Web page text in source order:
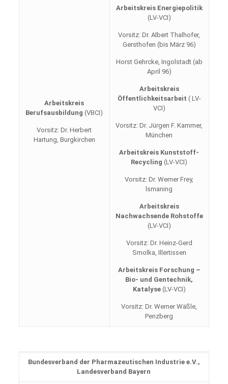
Arbeitskreis
Berufsausbildung(VBCI)
Vorsitz: Dr. Herbert
Hartung, Burgkirchen
Arbeitskreis Energiepolitik
(LV-VCI)
Vorsitz: Dr. Albert Thalhofer,
Gersthofen (bis März 96)
Horst Gehrcke, Ingolstadt (ab
April 96)
Arbeitskreis
Öffentlichkeitsarbeit ( LV-
VCI)
Vorsitz: Dr. Jürgen F. Kammer,
München
Arbeitskreis Kunststoff-
Recycling (LV-VCI)
Vorsitz: Dr. Werner Frey,
lsmaning
Arbeitskreis
Nachwachsende Rohstoffe
(LV-VCI)
Vorsitz: Dr. Heinz-Gerd
Smolka, Illertissen
Arbeitskreis Forschung –
Bio- und Gentechnik,
Katalyse (LV-VCI)
Vorsitz: Dr. Werner Wäßle,
Penzberg
Bundesverband der Pharmazeutischen Industrie e.V.,
Landesverband Bayern